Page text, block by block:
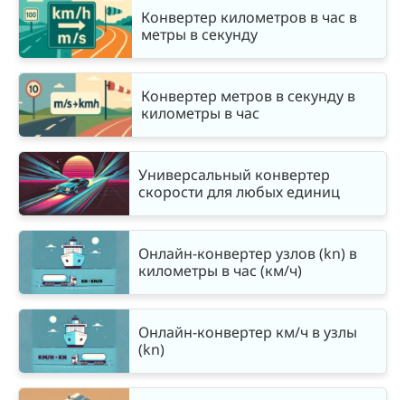
Конвертер километров в час в
метры в секунду
Конвертер метров в секунду в
километры в час
Универсальный конвертер
скорости для любых единиц
Онлайн-конвертер узлов (kn) в
километры в час (км/ч)
Онлайн-конвертер км/ч в узлы
(kn)